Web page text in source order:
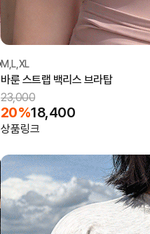
M,L,XL
바룬 스트랩 백리스 브라탑
23,000
20%18,400
상품링크